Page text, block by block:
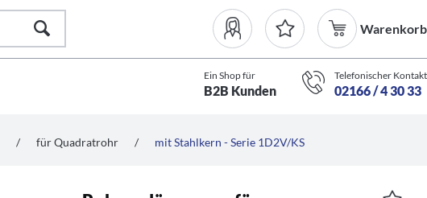
Warenkorb
Ein Shop für
B2B Kunden
Telefonischer Kontakt
02166 / 4 30 33
/ für Quadratrohr / mit Stahlkern - Serie 1D2V/KS